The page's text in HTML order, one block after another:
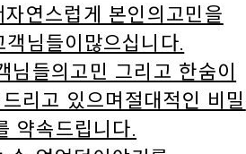
연스럽게 본인의고민을
객님들이많으십니다.
님들의고민 그리고 한숨이
리고 있으며절대적인 비밀
약속드립니다.